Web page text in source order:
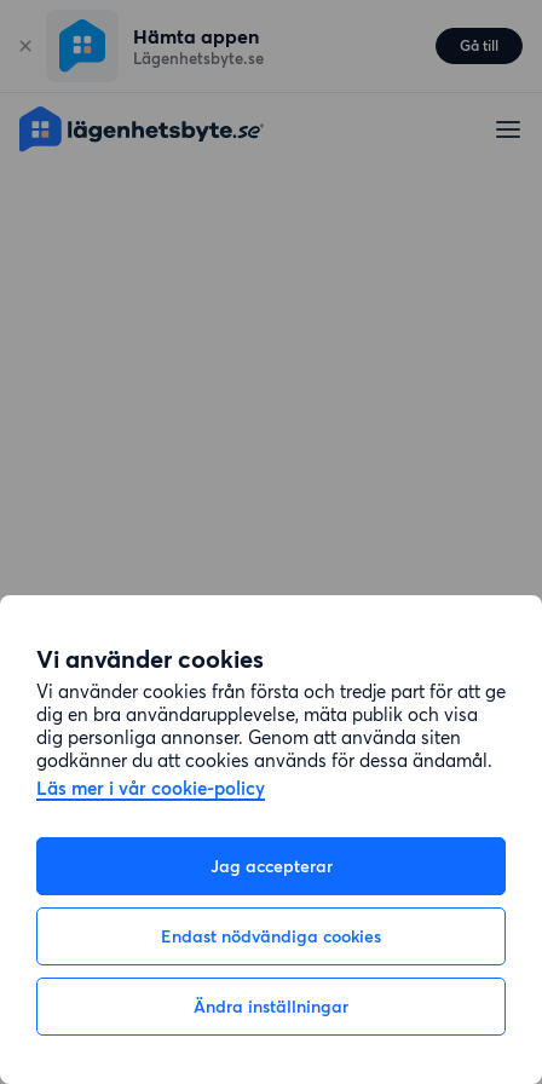
Vi använder cookies
Vi använder cookies från första och tredje part för att ge
dig en bra användarupplevelse, mäta publik och visa
dig personliga annonser. Genom att använda siten
godkänner du att cookies används för dessa ändamål.
Läs mer i vår cookie-policy
Jag accepterar
Endast nödvändiga cookies
Ändra inställningar
Hämta appen
Lägenhetsbyte.se
Gå till